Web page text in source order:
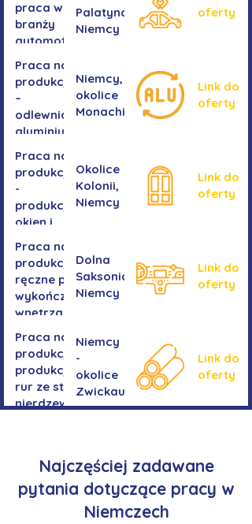
praca w
branży
automotive
Palatynat,
Niemcy
oferty
Praca na
produkcji
–
odlewnia
aluminium
Niemcy,
okolice
Monachium
Link do
oferty
Praca na
produkcji
-
produkcja
okien i
Okolice
Kolonii,
Niemcy
Link do
oferty
Praca na
produkcji -
ręczne prace
wykończeniowe
wnętrza aut
Dolna
Saksonia,
Niemcy
Link do
oferty
Praca na
produkcji-
produkcja
rur ze stali
nierdzewnej
Niemcy
-
okolice
Zwickau
Link do
oferty
Najczęściej zadawane
pytania dotyczące pracy w
Niemczech